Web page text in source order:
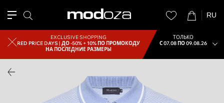
RU
EXCLUSIVE SHOPPING
RED PRICE DAYS |ДО -50% + 10% ПО ПРОМОКОДУ
НА ПОСЛЕДНИЕ РАЗМЕРЫ
ТОЛЬКО
С 07.08 ПО 09.08.26